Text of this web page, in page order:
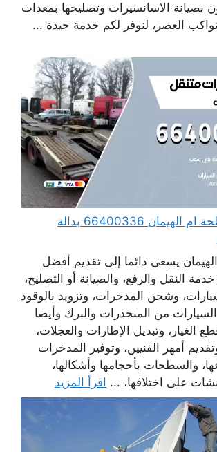
بصيانة الاسانسيرات وتصليحها بمعدات
العصر، لنوفر لكم خدمة جيدة ...
ونش كرين سطحة ام الهيمان 66400336 بدالة
يسعى دائما إلى تقديم أفضل
النقل والرفع، والصيانة أو التصليح،
وشحن المدخرات، وتزويد بالوقود
من المنحدرات والبرك وأيضا
الغيار، وتبديل الإطارات والعجلات،
أمهر الفنيين، وتوفير المدخرات
والسطحات بأحجامها وأشكالها،
على اختلافها، ... اقرأ المزيد